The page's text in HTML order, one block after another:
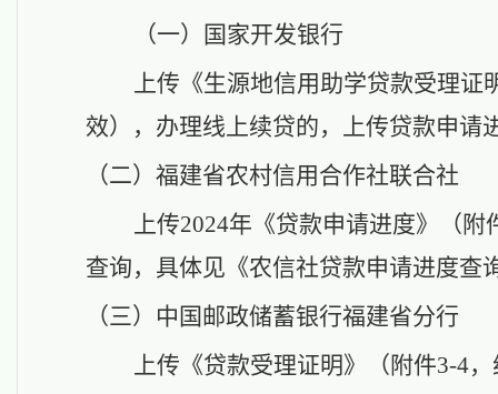
（一）国家开发银行
上传《生源地信用助学贷款受理证
效），办理线上续贷的，上传贷款申请
（二） 福建省农村信用合作社联合社
上传2024年《贷款申请进度》（附
查询，具体见《农信社贷款申请进度查
（三） 中国邮政储蓄银行福建省分行
上传《贷款受理证明》（附件3-4